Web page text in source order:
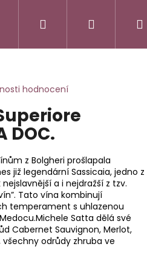
Přihlášení
hodnocení
DOC.
z Bolgheri prošlapala
již legendární Sassicaia, jedno z
a i nejdražší z tzv.
Tato vína kombinují
temperament s uhlazenou
Satta dělá své
Cabernet Sauvignon, Merlot,
všechny odrůdy zhruba ve